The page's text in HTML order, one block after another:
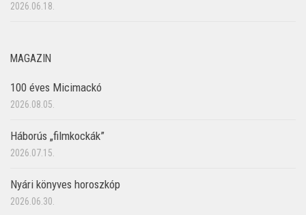
2026.06.18.
MAGAZIN
100 éves Micimackó
2026.08.05.
Háborús „filmkockák”
2026.07.15.
Nyári könyves horoszkóp
2026.06.30.